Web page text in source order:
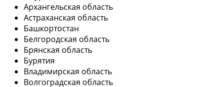
Архангельская область
Астраханская область
Башкортостан
Белгородская область
Брянская область
Бурятия
Владимирская область
Волгоградская область